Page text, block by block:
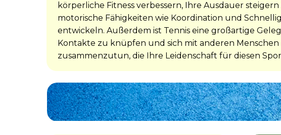
körperliche Fitness verbessern, Ihre Ausdauer steigern
motorische Fähigkeiten wie Koordination und
entwickeln. Außerdem ist Tennis eine großartige
Kontakte zu knüpfen und sich mit anderen Menschen
zusammenzutun, die Ihre Leidenschaft für diesen